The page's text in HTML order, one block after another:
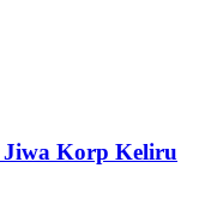
Jiwa Korp Keliru